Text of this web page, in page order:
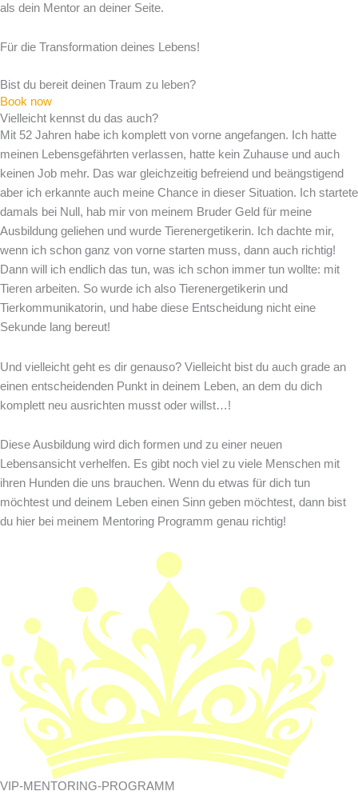
als dein Mentor an deiner Seite.
Für die Transformation deines Lebens!
Bist du bereit deinen Traum zu leben?
Book now
Vielleicht kennst du das auch?
Mit 52 Jahren habe ich komplett von vorne angefangen. Ich hatte
meinen Lebensgefährten verlassen, hatte kein Zuhause und auch
keinen Job mehr. Das war gleichzeitig befreiend und beängstigend
aber ich erkannte auch meine Chance in dieser Situation. Ich startete
damals bei Null, hab mir von meinem Bruder Geld für meine
Ausbildung geliehen und wurde Tierenergetikerin. Ich dachte mir,
wenn ich schon ganz von vorne starten muss, dann auch richtig!
Dann will ich endlich das tun, was ich schon immer tun wollte: mit
Tieren arbeiten. So wurde ich also Tierenergetikerin und
Tierkommunikatorin, und habe diese Entscheidung nicht eine
Sekunde lang bereut!
Und vielleicht geht es dir genauso? Vielleicht bist du auch grade an
einen entscheidenden Punkt in deinem Leben, an dem du dich
komplett neu ausrichten musst oder willst…!
Diese Ausbildung wird dich formen und zu einer neuen
Lebensansicht verhelfen. Es gibt noch viel zu viele Menschen mit
ihren Hunden die uns brauchen. Wenn du etwas für dich tun
möchtest und deinem Leben einen Sinn geben möchtest, dann bist
du hier bei meinem Mentoring Programm genau richtig!
VIP-MENTORING-PROGRAMM